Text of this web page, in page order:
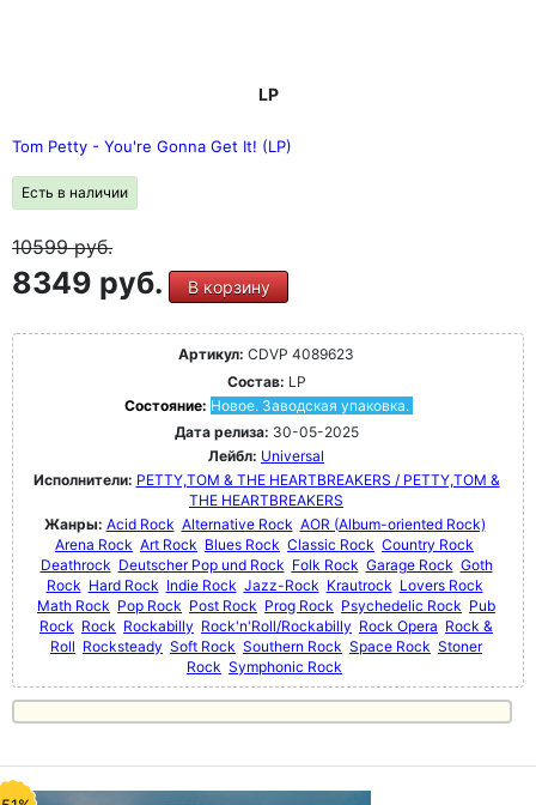
LP
Tom Petty - You're Gonna Get It! (LP)
Есть в наличии
10599руб.
8349 руб. В корзину
Артикул: CDVP 4089623
Состав: LP
Состояние: Новое. Заводская упаковка.
Дата релиза: 30-05-2025
Лейбл: Universal
Исполнители: PETTY,TOM & THE HEARTBREAKERS / PETTY,TOM &
THE HEARTBREAKERS
Жанры: Acid Rock Alternative Rock AOR (Album-oriented Rock)
Arena Rock Art Rock Blues Rock Classic Rock Country Rock
Deathrock Deutscher Pop und Rock Folk Rock Garage Rock Goth
Rock Hard Rock Indie Rock Jazz-Rock Krautrock Lovers Rock
Math Rock Pop Rock Post Rock Prog Rock Psychedelic Rock Pub
Rock Rock Rockabilly Rock'n'Roll/Rockabilly Rock Opera Rock &
Roll Rocksteady Soft Rock Southern Rock Space Rock Stoner
Rock Symphonic Rock